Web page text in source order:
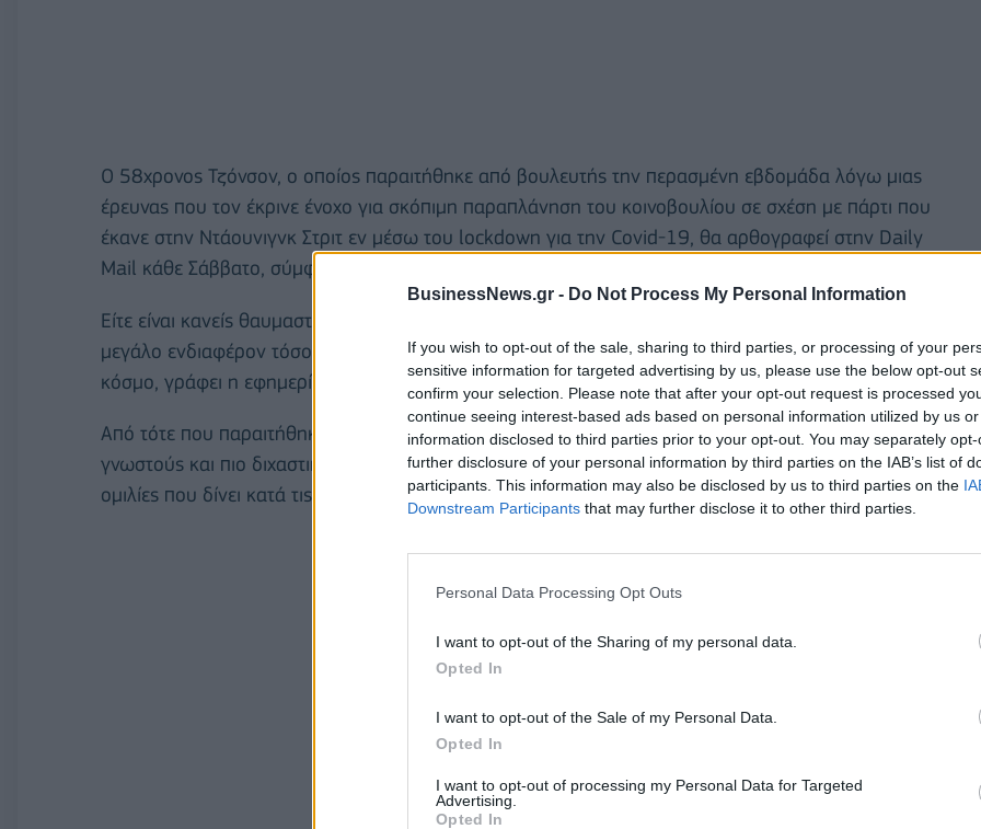
BusinessNews.gr - Do Not Process My Personal Information
If you wish to opt-out of the sale, sharing to third parties, or processing of your
sensitive information for targeted advertising by us, please use the below opt-out
confirm your selection. Please note that after your opt-out request is processed
continue seeing interest-based ads based on personal information utilized by us
information disclosed to third parties prior to your opt-out. You may separately
further disclosure of your personal information by third parties on the IAB’s list of
participants. This information may also be disclosed by us to third parties on the
Downstream Participants that may further disclose it to other third parties.
Personal Data Processing Opt Outs
I want to opt-out of the Sharing of my personal data.
Opted In
I want to opt-out of the Sale of my Personal Data.
Opted In
I want to opt-out of processing my Personal Data for Targeted
Advertising.
Opted In
Ο 58χρονος Τζόνσον, ο οποίος παραιτήθηκε από βουλευτής την περασμένη εβδομάδα λόγω μιας
έρευνας που τον έκρινε ένοχο για σκόπιμη παραπλάνηση του κοινοβουλίου σε σχέση με πάρτι που
έκανε στην Ντάουνιγνκ Στριτ εν μέσω του lockdown για την Covid-19, θα αρθογραφεί στην Daily
Mail κάθε Σάββατο, σύμφωνα με την εφημερίδα.
Είτε είναι κανείς θαυμαστής του Μπόρις είτε όχι, το κείμενό του θα αναμένεται πάντα με πολύ
μεγάλο ενδιαφέρον τόσο στο Γουεστμίνστερ όσο και από εκατομμύρια αναγνώστες σε όλο τον
κόσμο, γράφει η εφημερίδα.
Από τότε που παραιτήθηκε από την πρωθυπουργία πέρυσι, ο Τζόνσον, ένας από τους πιο
γνωστούς και πιο διχαστικούς πολιτικούς της Βρετανίας, έχει κερδίσει εκατομμύρια λίρες από
ομιλίες που δίνει κατά τις περιοδείες του.